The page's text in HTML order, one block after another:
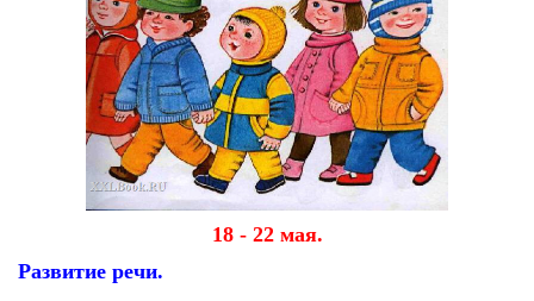
18 - 22 мая.
Развитие речи.